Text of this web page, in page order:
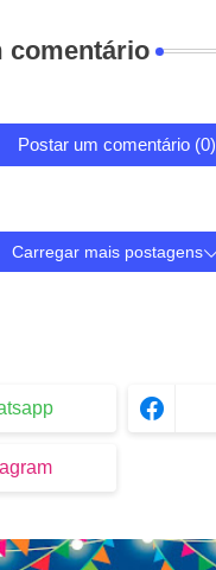
comentário
Postar um comentário (0)
Carregar mais postagens